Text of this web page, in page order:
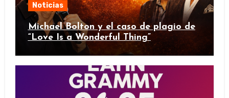
Noticias
Michael Bolton y el caso de plagio de
“Love Is a Wonderful Thing”